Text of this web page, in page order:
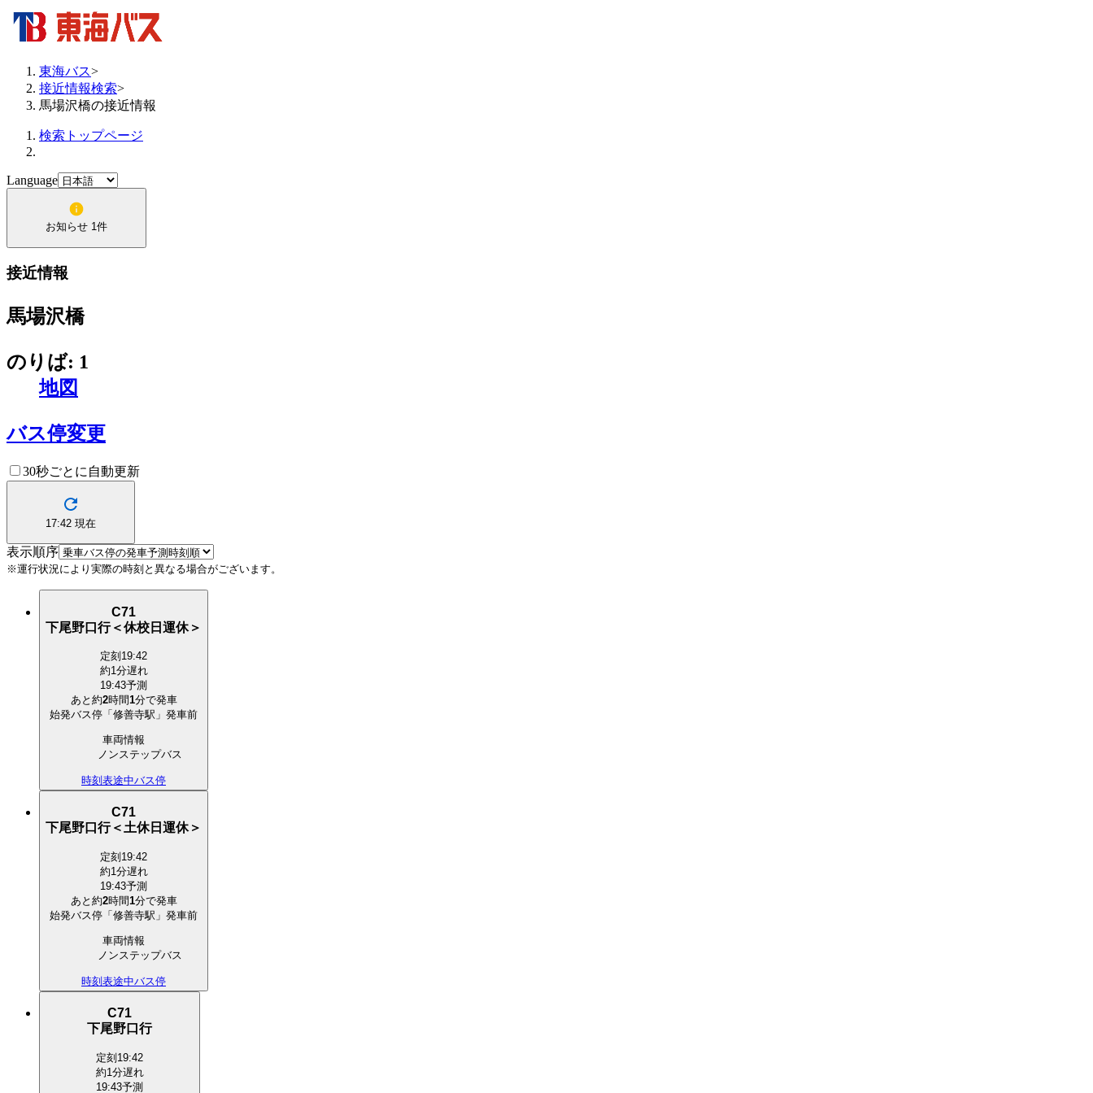
東海バス>
接近情報検索>
馬場沢橋の接近情報
検索トップページ
Language
お知らせ 1件
接近情報
馬場沢橋
のりば: 1
地図
バス停変更
30秒ごとに自動更新
17:42 現在
表示順序
※運行状況により実際の時刻と異なる場合がございます。
C71
下尾野口行＜休校日運休＞
定刻 19:42
約1分遅れ
19:43予測
あと約2時間1分で発車
始発バス停「修善寺駅」発車前
車両情報
ノンステップバス
時刻表途中バス停
C71
下尾野口行＜土休日運休＞
定刻 19:42
約1分遅れ
19:43予測
あと約2時間1分で発車
始発バス停「修善寺駅」発車前
車両情報
ノンステップバス
時刻表途中バス停
C71
下尾野口行
定刻 19:42
約1分遅れ
19:43予測